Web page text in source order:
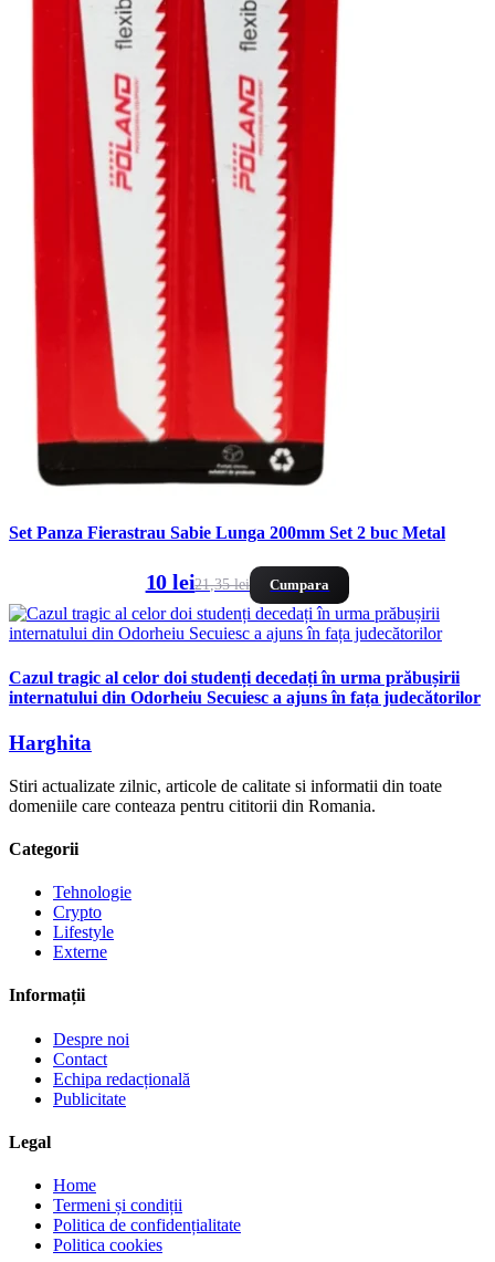
Set Panza Fierastrau Sabie Lunga 200mm Set 2 buc Metal
10 lei21,35 lei Cumpara
Cazul tragic al celor doi studenți decedați în urma prăbușirii
internatului din Odorheiu Secuiesc a ajuns în fața judecătorilor
Harghita
Stiri actualizate zilnic, articole de calitate si informatii din toate
domeniile care conteaza pentru cititorii din Romania.
Categorii
Tehnologie
Crypto
Lifestyle
Externe
Informații
Despre noi
Contact
Echipa redacțională
Publicitate
Legal
Home
Termeni și condiții
Politica de confidențialitate
Politica cookies